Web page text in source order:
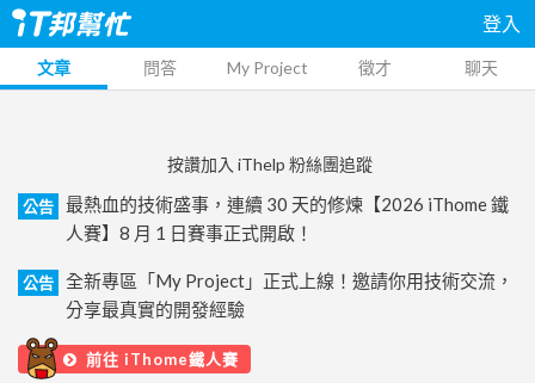
登入
文章 問答 My Project 徵才 聊天
按讚加入 iThelp 粉絲團追蹤
公告
最熱血的技術盛事，連續 30 天的修煉【2026 iThome 鐵
人賽】8 月 1 日賽事正式開啟！
公告
全新專區「My Project」正式上線！邀請你用技術交流，
分享最真實的開發經驗
前往 iThome鐵人賽